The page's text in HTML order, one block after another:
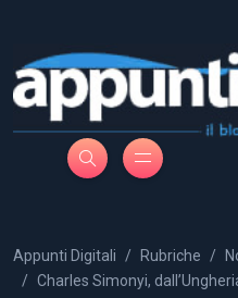
Appunti Digitali Rubriche
Charles Simonyi,